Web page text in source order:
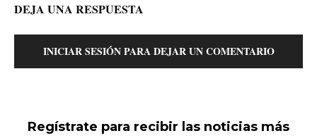
DEJA UNA RESPUESTA
INICIAR SESIÓN PARA DEJAR UN COMENTARIO
Regístrate para recibir las noticias más